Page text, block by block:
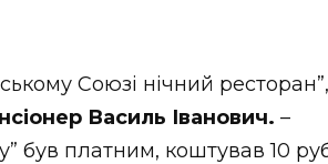
Союзі нічний
Василь Іванович. –
був платним, коштував 10